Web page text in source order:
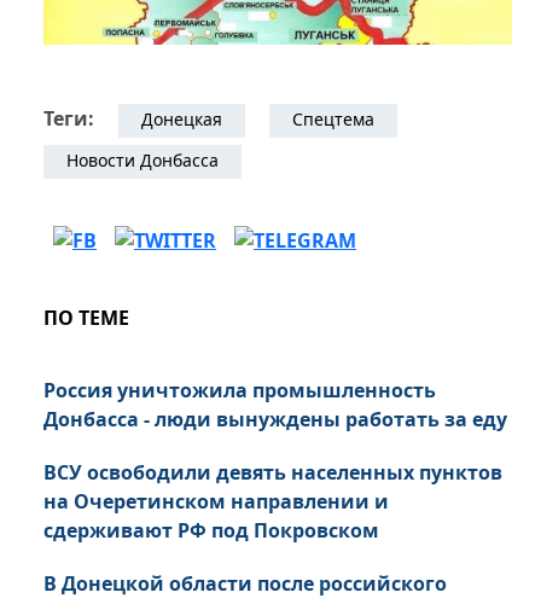
Теги: Донецкая
Спецтема
Новости Донбасса
ПО ТЕМЕ
Россия уничтожила промышленность
Донбасса - люди вынуждены работать за еду
ВСУ освободили девять населенных пунктов
на Очеретинском направлении и
сдерживают РФ под Покровском
В Донецкой области после российского